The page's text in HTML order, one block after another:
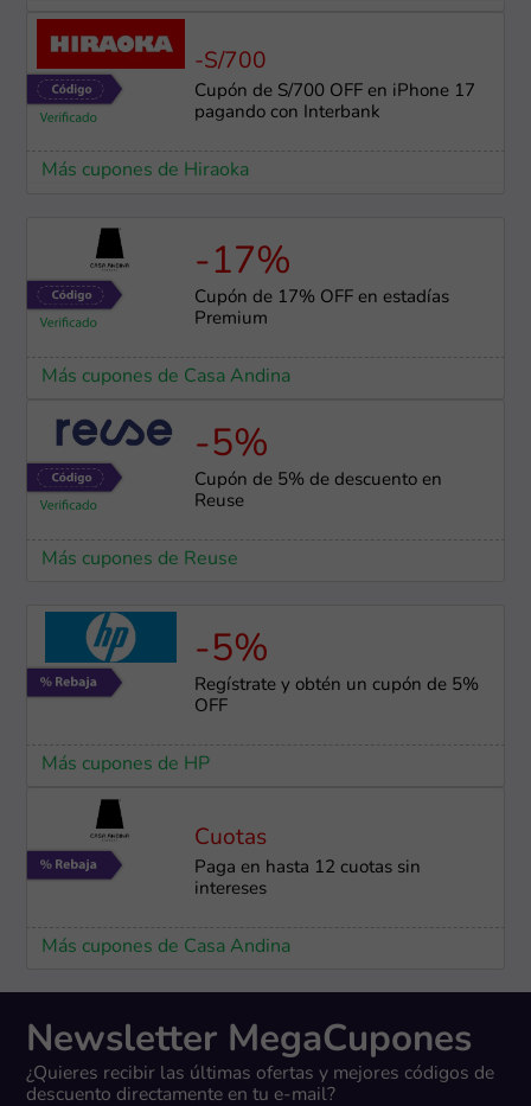
-S/700
Cupón de S/700 OFF en iPhone 17
pagando con Interbank
Más cupones de Hiraoka
-17%
Cupón de 17% OFF en estadías
Premium
Más cupones de Casa Andina
-5%
Cupón de 5% de descuento en
Reuse
Más cupones de Reuse
-5%
Regístrate y obtén un cupón de 5%
OFF
Más cupones de HP
Cuotas
Paga en hasta 12 cuotas sin
intereses
Más cupones de Casa Andina
Newsletter MegaCupones
¿Quieres recibir las últimas ofertas y mejores códigos de
descuento directamente en tu e-mail?